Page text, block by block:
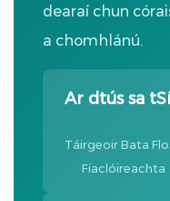
dearaí chun
a chomhlánú.
Ar dtús sa
Táirgeoir Bata
Fiaclóireachta